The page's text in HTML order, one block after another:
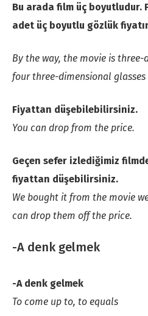
Bu arada film üç boyutludur.
adet üç boyutlu gözlük
By the way, the movie is
four three-dimensional
Fiyattan düşebilebilirsiniz.
You can drop from the price.
Geçen sefer izlediğimiz
fiyattan düşebilirsiniz.
We bought it from the movie
can drop them off the price.
-A denk gelmek
-A denk gelmek
To come up to, to equals